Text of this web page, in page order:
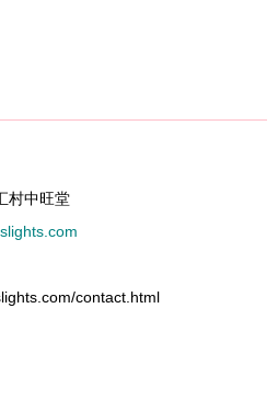
村中旺堂
contact.html